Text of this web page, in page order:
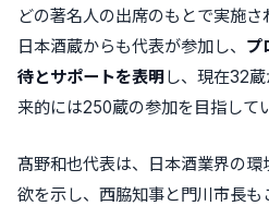
どの著名人の出席のもとで実施
日本酒蔵からも代表が参加し、 プ
待とサポートを表明し、現在32
来的には250蔵の参加を目指して
髙野和也代表は、日本酒業界の
欲を示し、西脇知事と門川市長